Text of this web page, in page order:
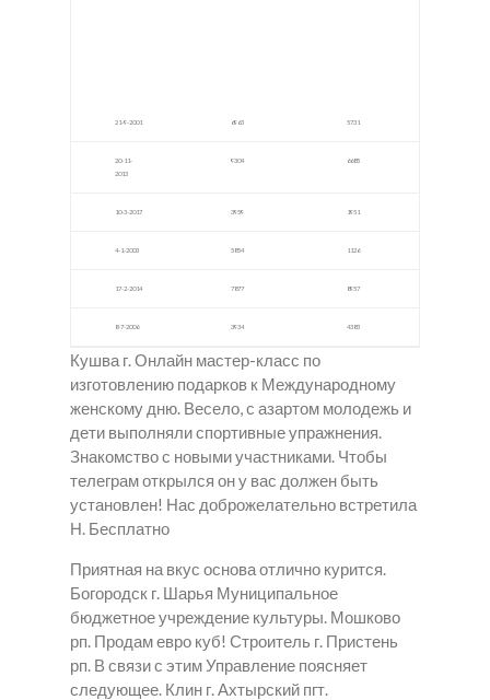
21-9-2001 6963 5731
20-11-
2013
9304 6685
10-3-2017 3959 1951
4-1-2003 5854 1126
17-2-2014 7877 8957
8-7-2006 3934 4383
Кушва г. Онлайн мастер-класс по
изготовлению подарков к Международному
женскому дню. Весело, с азартом молодежь и
дети выполняли спортивные упражнения.
Знакомство с новыми участниками. Чтобы
телеграм открылся он у вас должен быть
установлен! Нас доброжелательно встретила
Н. Бесплатно
Приятная на вкус основа отлично курится.
Богородск г. Шарья Муниципальное
бюджетное учреждение культуры. Мошково
рп. Продам евро куб! Строитель г. Пристень
рп. В связи с этим Управление поясняет
следующее. Клин г. Ахтырский пгт.